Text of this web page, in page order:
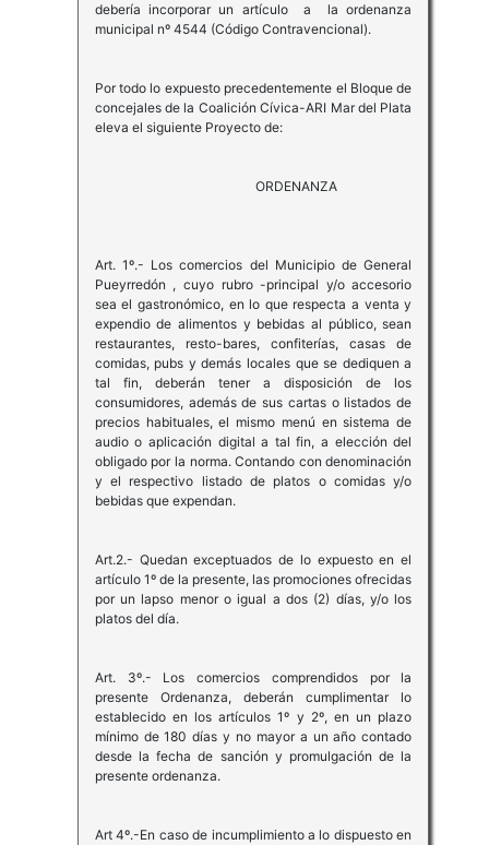
debería incorporar un artículo a la ordenanza
municipal nº 4544 (Código Contravencional).
Por todo lo expuesto precedentemente el Bloque de
concejales de la Coalición Cívica-ARI Mar del Plata
eleva el siguiente Proyecto de:
ORDENANZA
Art. 1º.- Los comercios del Municipio de General
Pueyrredón , cuyo rubro -principal y/o accesorio
sea el gastronómico, en lo que respecta a venta y
expendio de alimentos y bebidas al público, sean
restaurantes, resto-bares, confiterías, casas de
comidas, pubs y demás locales que se dediquen a
tal fin, deberán tener a disposición de los
consumidores, además de sus cartas o listados de
precios habituales, el mismo menú en sistema de
audio o aplicación digital a tal fin, a elección del
obligado por la norma. Contando con denominación
y el respectivo listado de platos o comidas y/o
bebidas que expendan.
Art.2.- Quedan exceptuados de lo expuesto en el
artículo 1º de la presente, las promociones ofrecidas
por un lapso menor o igual a dos (2) días, y/o los
platos del día.
Art. 3º.- Los comercios comprendidos por la
presente Ordenanza, deberán cumplimentar lo
establecido en los artículos 1º y 2º, en un plazo
mínimo de 180 días y no mayor a un año contado
desde la fecha de sanción y promulgación de la
presente ordenanza.
Art 4º.-En caso de incumplimiento a lo dispuesto en